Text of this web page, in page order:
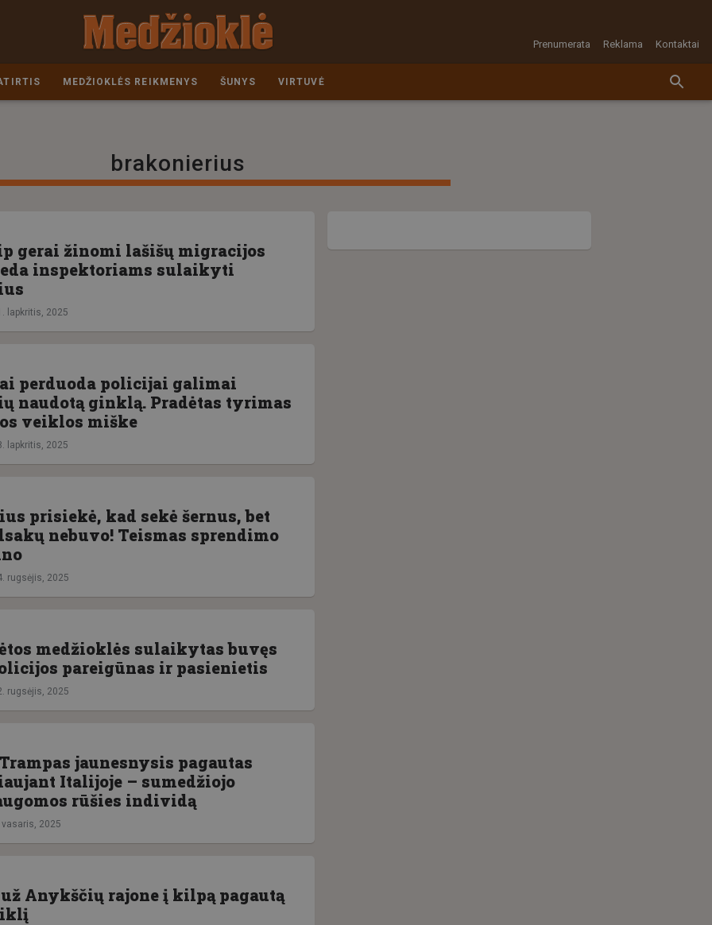
Prenumerata Reklama Kontaktai
MEDŽIOKLĖS REIKMENYS ŠUNYS VIRTUVĖ
brakonierius
gerai žinomi lašišų migracijos
inspektoriams sulaikyti
lapkritis, 2025
perduoda policijai galimai
naudotą ginklą. Pradėtas tyrimas
veiklos miške
lapkritis, 2025
prisiekė, kad sekė šernus, bet
nebuvo! Teismas sprendimo
rugsėjis, 2025
medžioklės sulaikytas buvęs
pareigūnas ir pasienietis
rugsėjis, 2025
jaunesnysis pagautas
Italijoje – sumedžiojo
rūšies individą
vasaris, 2025
už Anykščių rajone į kilpą pagautą